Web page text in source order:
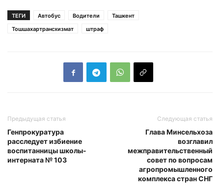
ТЕГИ Автобус Водители
Ташкент
Тошшахартрансхизмат
штраф
Предыдущая статья
Генпрокуратура
расследует избиение
воспитанницы школы-
интерната № 103
Следующая статья
Глава Минсельхоза
возглавил
межправительственный
совет по вопросам
агропромышленного
комплекса стран СНГ